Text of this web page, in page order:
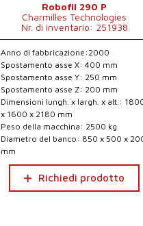
Robofil 290 P
Charmilles Technologies
Nr. di inventario: 251938
Anno di fabbricazione:2000
Spostamento asse X: 400 mm
Spostamento asse Y: 250 mm
Spostamento asse Z: 200 mm
Dimensioni lungh. x largh. x alt.:
x 1600 x 2180 mm
Peso della macchina: 2500 kg
Diametro del banco: 850 x 500 x
mm
Richiedi prodotto